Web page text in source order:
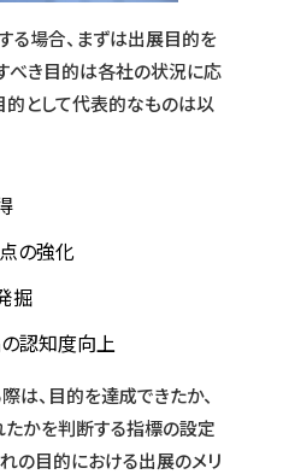
る場合、まずは出展目的を
べき目的は各社の状況に応
的として代表的なものは以
の強化
掘
認知度向上
は、目的を達成できたか、
たかを判断する指標の設定
の目的における出展のメリ